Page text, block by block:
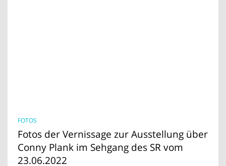
FOTOS
Fotos der Vernissage zur Ausstellung über
Conny Plank im Sehgang des SR vom
23.06.2022